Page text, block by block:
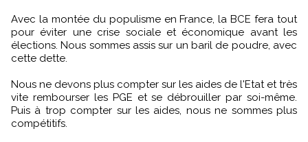
Avec la montée du populisme en France, la BCE fera tout
pour éviter une crise sociale et économique avant les
élections. Nous sommes assis sur un baril de poudre, avec
cette dette.
Nous ne devons plus compter sur les aides de l'Etat et très
vite rembourser les PGE et se débrouiller par soi-même.
Puis à trop compter sur les aides, nous ne sommes plus
compétitifs.